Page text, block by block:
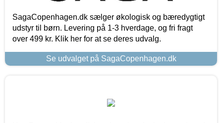
SagaCopenhagen.dk sælger økologisk og bæredygtigt
udstyr til børn. Levering på 1-3 hverdage, og fri fragt
over 499 kr. Klik her for at se deres udvalg.
Se udvalget på SagaCopenhagen.dk